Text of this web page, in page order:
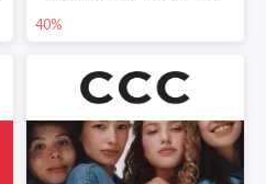
40%